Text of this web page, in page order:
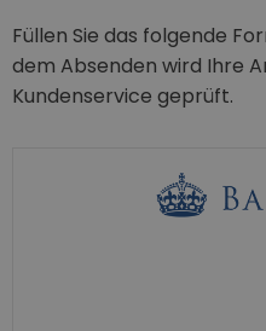
Füllen Sie das folgende
dem Absenden wird Ihre
Kundenservice geprüft.